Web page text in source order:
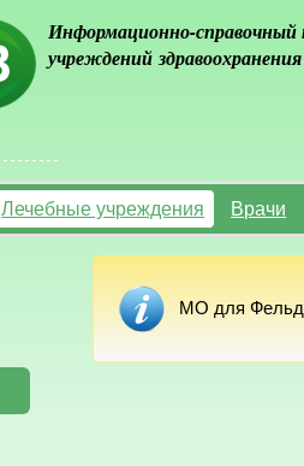
Информационно-справочный
учреждений
Лечебные учреждения Врачи
МО для